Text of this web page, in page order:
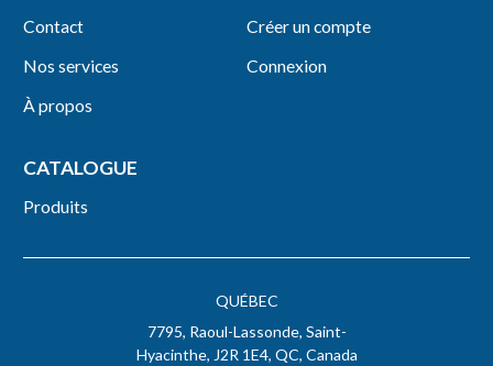
QUÉBEC
7795, Raoul-Lassonde, Saint-
Hyacinthe, J2R 1E4, QC, Canada
Contact
Nos services
À propos
Créer un compte
Connexion
CATALOGUE
Produits